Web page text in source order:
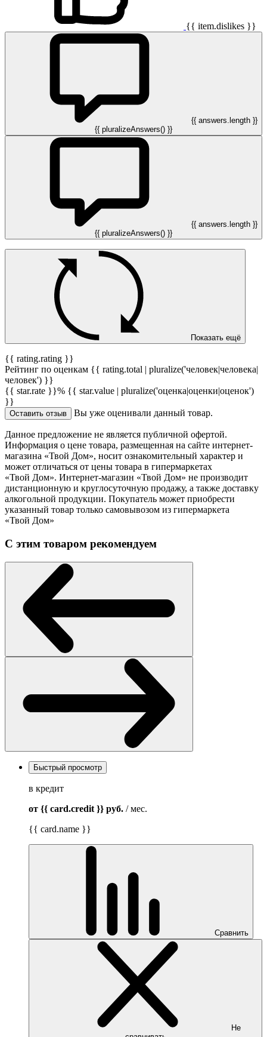
{{ item.dislikes }}
{{ answers.length }}
{{ pluralizeAnswers() }}
{{ answers.length }}
{{ pluralizeAnswers() }}
Показать ещё
{{ rating.rating }}
Рейтинг по оценкам {{ rating.total | pluralize('человек|человека|
человек') }}
{{ star.rate }}% {{ star.value | pluralize('оценка|оценки|оценок')
}}
Оставить отзыв Вы уже оценивали данный товар.
Данное предложение не является публичной офертой.
Информация о цене товара, размещенная на сайте интернет-
магазина «Твой Дом», носит ознакомительный характер и
может отличаться от цены товара в гипермаркетах
«Твой Дом». Интернет-магазин «Твой Дом» не производит
дистанционную и круглосуточную продажу, а также доставку
алкогольной продукции. Покупатель может приобрести
указанный товар только самовывозом из гипермаркета
«Твой Дом»
С этим товаром рекомендуем
Быстрый просмотр
в кредит
от {{ card.credit }} руб. / мес.
{{ card.name }}
Сравнить
Не